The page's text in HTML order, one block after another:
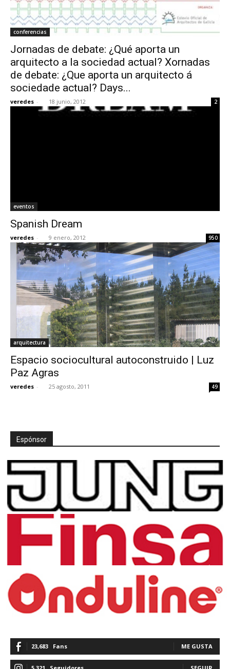
conferencias
Jornadas de debate: ¿Qué aporta un
arquitecto a la sociedad actual? Xornadas
de debate: ¿Que aporta un arquitecto á
sociedade actual? Days...
veredes - 18 junio, 2012 2
eventos
Spanish Dream
veredes - 9 enero, 2012 950
arquitectura
Espacio sociocultural autoconstruido | Luz
Paz Agras
veredes - 25 agosto, 2011 49
Espónsor
23,683 Fans ME GUSTA